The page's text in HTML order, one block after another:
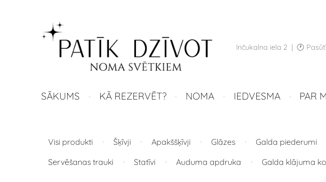
Inčukalna iela 2 | 🕐
SĀKUMS KĀ REZERVĒT? NOMA IEDVESMA PAR
Visi produkti Šķīvji Apakššķīvji Glāzes Galda piederumi
Servēšanas trauki
Statīvi Auduma apdruka Galda klājuma